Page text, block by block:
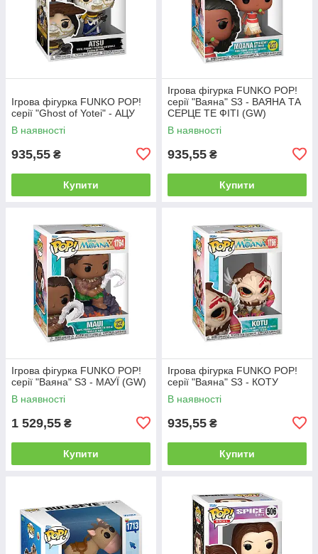
Ігрова фігурка FUNKO POP!
серії "Ghost of Yotei" - АЦУ
В наявності
935,55 ₴
Купити
Ігрова фігурка FUNKO POP!
серії "Ваяна" S3 - ВАЯНА ТА
СЕРЦЕ ТЕ ФІТІ (GW)
В наявності
935,55 ₴
Купити
Ігрова фігурка FUNKO POP!
серії "Ваяна" S3 - МАУЇ (GW)
В наявності
1 529,55 ₴
Купити
Ігрова фігурка FUNKO POP!
серії "Ваяна" S3 - КОТУ
В наявності
935,55 ₴
Купити